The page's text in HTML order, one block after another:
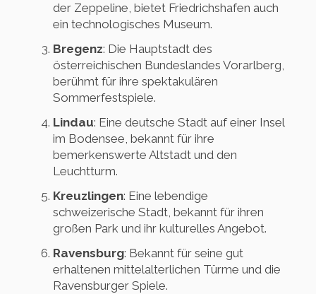
der Zeppeline, bietet Friedrichshafen auch
ein technologisches Museum.
Bregenz: Die Hauptstadt des
österreichischen Bundeslandes Vorarlberg,
berühmt für ihre spektakulären
Sommerfestspiele.
Lindau: Eine deutsche Stadt auf einer Insel
im Bodensee, bekannt für ihre
bemerkenswerte Altstadt und den
Leuchtturm.
Kreuzlingen: Eine lebendige
schweizerische Stadt, bekannt für ihren
großen Park und ihr kulturelles Angebot.
Ravensburg: Bekannt für seine gut
erhaltenen mittelalterlichen Türme und die
Ravensburger Spiele.